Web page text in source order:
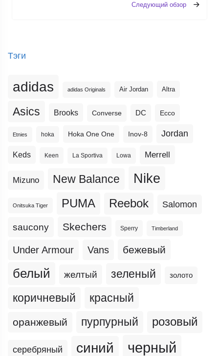
Следующий обзор
Тэги
adidas adidas Originals Air Jordan Altra
Asics Brooks Converse DC Ecco
Etnies hoka Hoka One One Inov-8 Jordan
Keds Keen La Sportiva Lowa Merrell
Mizuno New Balance Nike
Onitsuka Tiger PUMA Reebok Salomon
saucony Skechers Sperry Timberland
Under Armour Vans бежевый
белый желтый зеленый золото
коричневый красный
оранжевый пурпурный розовый
серебряный синий черный